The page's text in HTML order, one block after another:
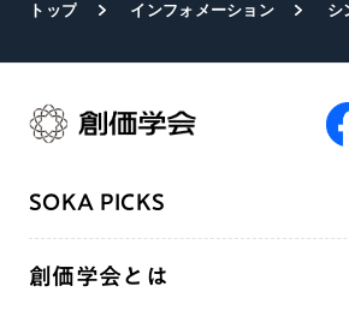
トップ インフォメーション
SOKA PICKS
創価学会とは